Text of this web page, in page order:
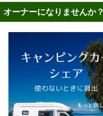
オーナーになりませんか？